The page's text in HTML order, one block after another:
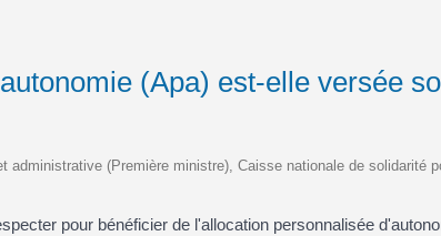
(Apa) est-elle versée
administrative (Première ministre), Caisse nationale de solidarité
pour bénéficier de l'allocation personnalisée